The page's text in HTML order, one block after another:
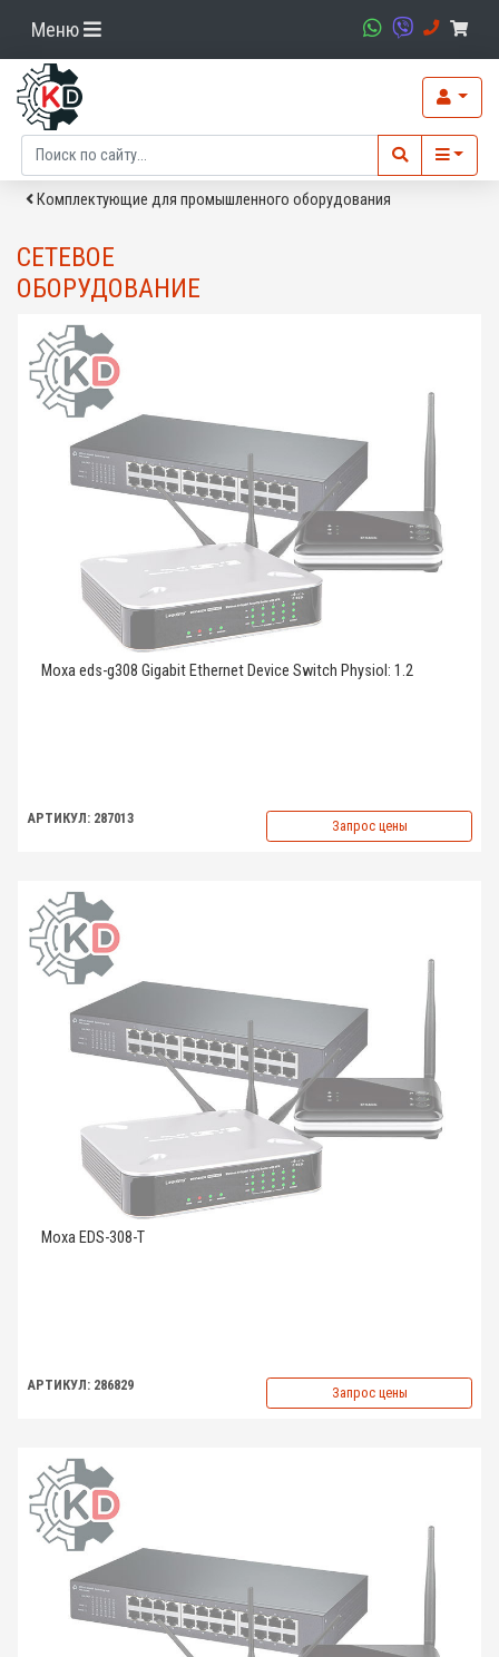
Меню
Комплектующие для промышленного оборудования
СЕТЕВОЕ
ОБОРУДОВАНИЕ
Moxa eds-g308 Gigabit Ethernet Device Switch Physiol: 1.2
АРТИКУЛ: 287013 Запрос цены
Moxa EDS-308-T
АРТИКУЛ: 286829 Запрос цены